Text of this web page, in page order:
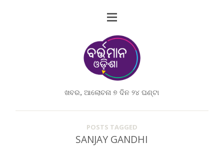
ଖବର, ଆଲୋଚନା ୭ ଦିନ ୨୪ ଘଣ୍ଟା
POSTS TAGGED
SANJAY GANDHI